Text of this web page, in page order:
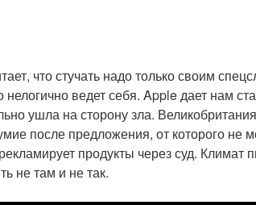
что стучать надо только своим
нелогично ведет себя. Apple дает нам
ушла на сторону зла.
после предложения, от которого не
продукты через суд. Климат
не там и не так.